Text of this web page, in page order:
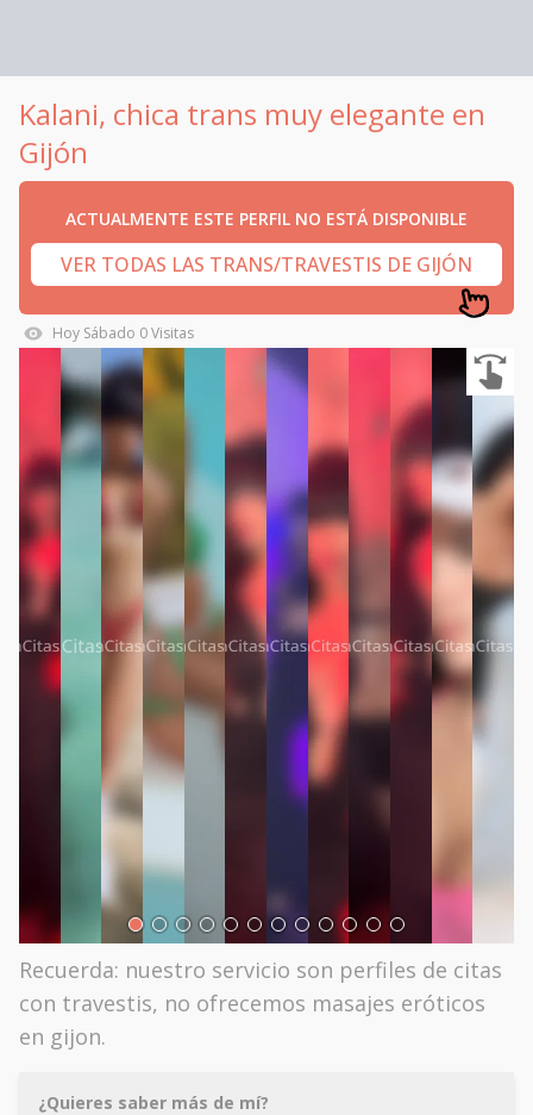
Kalani, chica trans muy elegante en
Gijón
ACTUALMENTE ESTE PERFIL NO ESTÁ DISPONIBLE
VER TODAS LAS TRANS/TRAVESTIS DE GIJÓN
Hoy Sábado 0Visitas
Recuerda: nuestro servicio son perfiles de citas
con travestis, no ofrecemos masajes eróticos
en gijon.
¿Quieres saber más de mí?